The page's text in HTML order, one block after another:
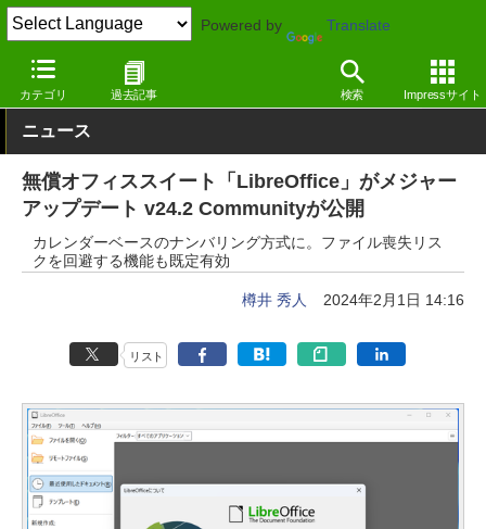
Powered by Translate
カテゴリ 過去記事 検索 Impressサイト
窓の杜 オフィス・ドキュメント Windows
ニュース
無償オフィススイート「LibreOffice」がメジャー
アップデート v24.2 Communityが公開
カレンダーベースのナンバリング方式に。ファイル喪失リス
クを回避する機能も既定有効
樽井 秀人 2024年2月1日 14:16
リスト